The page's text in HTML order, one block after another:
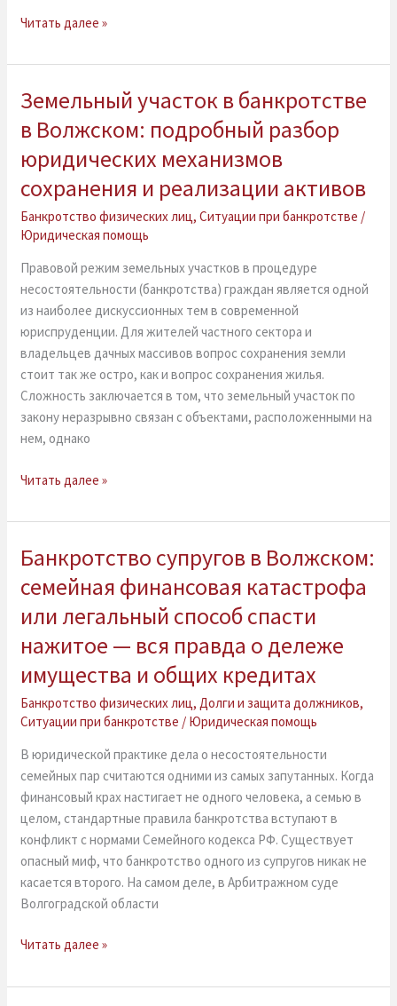
Читать далее »
Земельный участок в банкротстве
в Волжском: подробный разбор
юридических механизмов
сохранения и реализации активов
Банкротство физических лиц,Ситуации при банкротстве /
Юридическая помощь
Правовой режим земельных участков в процедуре
несостоятельности (банкротства) граждан является одной
из наиболее дискуссионных тем в современной
юриспруденции. Для жителей частного сектора и
владельцев дачных массивов вопрос сохранения земли
стоит так же остро, как и вопрос сохранения жилья.
Сложность заключается в том, что земельный участок по
закону неразрывно связан с объектами, расположенными на
нем, однако
Земельный
в
банкротстве
Волжском:
подробный
разбор
юридических
механизмов
сохранения
и
реализации
активов
Читать далее »
Банкротство супругов в Волжском:
семейная финансовая катастрофа
или легальный способ спасти
нажитое — вся правда о дележе
имущества и общих кредитах
Банкротство физических лиц, Долги и защита должников,
Ситуации при банкротстве / Юридическая помощь
В юридической практике дела о несостоятельности
семейных пар считаются одними из самых запутанных. Когда
финансовый крах настигает не одного человека, а семью в
целом, стандартные правила банкротства вступают в
конфликт с нормами Семейного кодекса РФ. Существует
опасный миф, что банкротство одного из супругов никак не
касается второго. На самом деле, в Арбитражном суде
Волгоградской области
Банкротство
супругов
в
Волжском:
финансовая
катастрофа
или
легальный
спасти
нажитое
—
вся
правда
о
дележе
имущества
Читать далее »